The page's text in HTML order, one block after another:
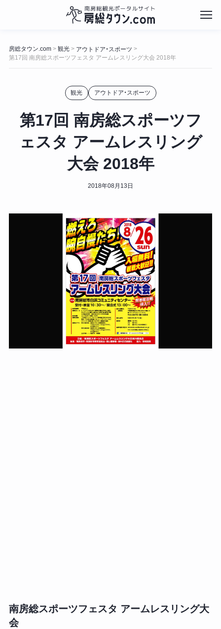
ン
テ
房総タウン.com> 観光> アウトドア・スポーツ >
第17回 南房総スポーツフェスタ アームレスリング大会 2018年
観光 アウトドア・スポーツ
第17回 南房総スポーツフ
ェスタ アームレスリング
大会 2018年
2018年08月13日
南房総スポーツフェスタ アームレスリング大
会